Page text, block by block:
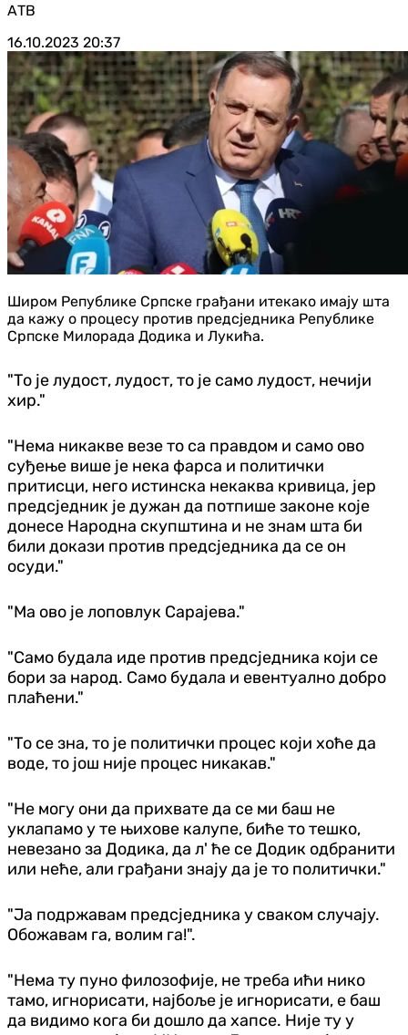
АТВ
16.10.2023 20:37
Широм Републике Српске грађани итекако имају шта
да кажу о процесу против предсједника Републике
Српске Милорада Додика и Лукића.
"То је лудост, лудост, то је само лудост, нечији
хир."
"Нема никакве везе то са правдом и само ово
суђење више је нека фарса и политички
притисци, него истинска некаква кривица, јер
предсједник је дужан да потпише законе које
донесе Народна скупштина и не знам шта би
били докази против предсједника да се он
осуди."
"Ма ово је лоповлук Сарајева."
"Само будала иде против предсједника који се
бори за народ. Само будала и евентуално добро
плаћени."
"То се зна, то је политички процес који хоће да
воде, то још није процес никакав."
"Не могу они да прихвате да се ми баш не
уклапамо у те њихове калупе, биће то тешко,
невезано за Додика, да л' ће се Додик одбранити
или неће, али грађани знају да је то политички."
"Ја подржавам предсједника у сваком случају.
Обожавам га, волим га!".
"Нема ту пуно филозофије, не треба ићи нико
тамо, игнорисати, најбоље је игнорисати, е баш
да видимо кога би дошло да хапсе. Није ту у